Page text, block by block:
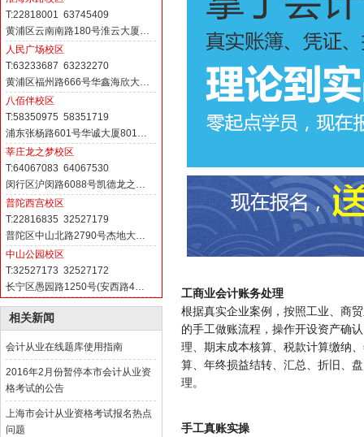
T:22818001 63745409
黄浦区云南南路180号淮云大厦…
人民广场校区
T:63233687 63232270
黄浦区福州路666号华鑫海欣大…
八佰伴校区
T:58350975 58351719
浦东张杨路601号华诚大厦801…
莘庄龙之梦校区
T:64067083 64067530
闵行区沪闵路6088号凯德龙之…
普陀西宫校区
T:22816835 32527179
普陀区中山北路2790号杰地大…
中山公园校区
T:32527173 32527172
长宁区愚园路1250号(安西路4…
相关新闻
会计从业在线题库使用指南
2016年2月份暂停本市会计从业资
格考试的公告
上海市会计从业资格考试报名热点
问题
工商业会计账务处理
根据真实企业案例，按照工业、商
的手工做账流程，操作开设资产确
理、期末成本核算、税款计算缴纳
算、年终损益结转、汇总、折旧、
理。
手工真账实操